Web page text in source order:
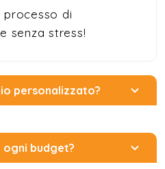
di
senza stress!
personalizzato?
budget?